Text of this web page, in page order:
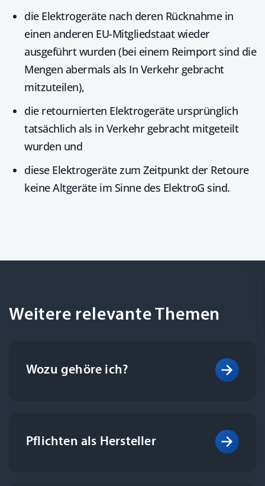
die Elektrogeräte nach deren Rücknahme in
einen anderen EU-Mitgliedstaat wieder
ausgeführt wurden (bei einem Reimport sind die
Mengen abermals als In Verkehr gebracht
mitzuteilen),
die retournierten Elektrogeräte ursprünglich
tatsächlich als in Verkehr gebracht mitgeteilt
wurden und
diese Elektrogeräte zum Zeitpunkt der Retoure
keineAltgeräteim Sinne des ElektroG sind.
Weitere relevante Themen
Wozu gehöre ich?
Pflichten als Hersteller